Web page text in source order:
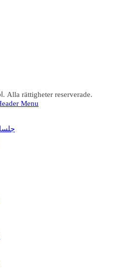
Copyright © افغانها در سویدن. Alla rättigheter reserverade.